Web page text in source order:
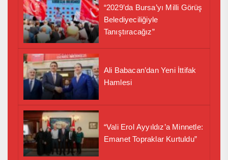
“2029’da Bursa’yı Milli Görüş
Belediyeciliğiyle
Tanıştıracağız”
Ali Babacan’dan Yeni İttifak
Hamlesi
“Vali Erol Ayyıldız’a Minnetle:
Emanet Topraklar Kurtuldu”